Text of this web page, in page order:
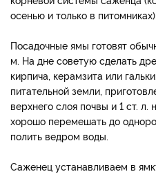
осенью и только в питомниках).
Посадочные ямы готовят
м. На дне советую сделать
кирпича, керамзита или
питательной земли,
верхнего слоя почвы и 1 ст.
хорошо перемешать до
полить ведром воды.
Саженец устанавливаем в